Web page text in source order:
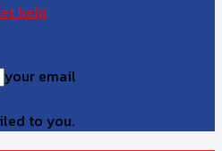
help
your email
to you.